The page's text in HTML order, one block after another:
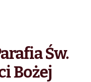
Św.
Bożej